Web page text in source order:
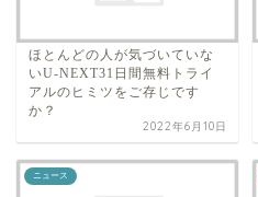
ほとんどの人が気づいていな
いU-NEXT31日間無料トライ
アルのヒミツをご存じです
か？
2022年6月10日
ニュース